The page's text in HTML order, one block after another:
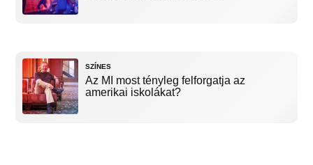
SZÍNES
Az MI most tényleg felforgatja az
amerikai iskolákat?